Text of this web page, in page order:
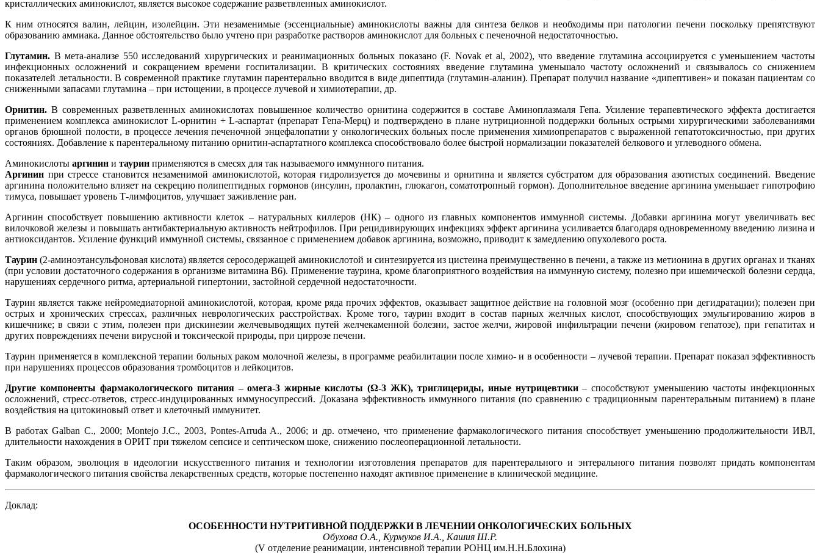
кристаллических аминокислот, является высокое содержание разветвленных аминокислот.
К ним относятся валин, лейцин, изолейцин. Эти незаменимые (эссенциальные) аминокислоты важны для синтеза белков и необходимы при патологии печени поскольку препятствуют
образованию аммиака. Данное обстоятельство было учтено при разработке растворов аминокислот для больных с печеночной недостаточностью.
Глутамин. В мета-анализе 550 исследований хирургических и реанимационных больных показано (F. Novak et al, 2002), что введение глутамина ассоциируется с уменьшением частоты
инфекционных осложнений и сокращением времени госпитализации. В критических состояниях введение глутамина уменьшало частоту осложнений и связывалось со снижением
показателей летальности. В современной практике глутамин парентерально вводится в виде дипептида (глутамин-аланин). Препарат получил название «дипептивен» и показан пациентам со
сниженными запасами глутамина – при истощении, в процессе лучевой и химиотерапии, др.
Орнитин. В современных разветвленных аминокислотах повышенное количество орнитина содержится в составе Аминоплазмаля Гепа. Усиление терапевтического эффекта достигается
применением комплекса аминокислот L-орнитин + L-аспартат (препарат Гепа-Мерц) и подтверждено в плане нутриционной поддержки больных острыми хирургическими заболеваниями
органов брюшной полости, в процессе лечения печеночной энцефалопатии у онкологических больных после применения химиопрепаратов с выраженной гепатотоксичностью, при других
состояниях. Добавление к парентеральному питанию орнитин-аспартатного комплекса способствовало более быстрой нормализации показателей белкового и углеводного обмена.
Аминокислоты аргинин и таурин применяются в смесях для так называемого иммунного питания.
Аргинин при стрессе становится незаменимой аминокислотой, которая гидролизуется до мочевины и орнитина и является субстратом для образования азотистых соединений. Введение
аргинина положительно влияет на секрецию полипептидных гормонов (инсулин, пролактин, глюкагон, соматотропный гормон). Дополнительное введение аргинина уменьшает гипотрофию
тимуса, повышает уровень Т-лимфоцитов, улучшает заживление ран.
Аргинин способствует повышению активности клеток – натуральных киллеров (НК) – одного из главных компонентов иммунной системы. Добавки аргинина могут увеличивать вес
вилочковой железы и повышать антибактериальную активность нейтрофилов. При рецидивирующих инфекциях эффект аргинина усиливается благодаря одновременному введению лизина и
антиоксидантов. Усиление функций иммунной системы, связанное с применением добавок аргинина, возможно, приводит к замедлению опухолевого роста.
Таурин (2-аминоэтансульфоновая кислота) является серосодержащей аминокислотой и синтезируется из цистеина преимущественно в печени, а также из метионина в других органах и тканях
(при условии достаточного содержания в организме витамина В6). Применение таурина, кроме благоприятного воздействия на иммунную систему, полезно при ишемической болезни сердца,
нарушениях сердечного ритма, артериальной гипертонии, застойной сердечной недостаточности.
Таурин является также нейромедиаторной аминокислотой, которая, кроме ряда прочих эффектов, оказывает защитное действие на головной мозг (особенно при дегидратации); полезен при
острых и хронических стрессах, различных неврологических расстройствах. Кроме того, таурин входит в состав парных желчных кислот, способствующих эмульгированию жиров в
кишечнике; в связи с этим, полезен при дискинезии желчевыводящих путей желчекаменной болезни, застое желчи, жировой инфильтрации печени (жировом гепатозе), при гепатитах и
других повреждениях печени вирусной и токсической природы, при циррозе печени.
Таурин применяется в комплексной терапии больных раком молочной железы, в программе реабилитации после химио- и в особенности – лучевой терапии. Препарат показал эффективность
при нарушениях процессов образования тромбоцитов и лейкоцитов.
Другие компоненты фармакологического питания – омега-3 жирные кислоты (Ω-3 ЖК), триглицериды, иные нутрицевтики– способствуют уменьшению частоты инфекционных
осложнений, стресс-ответов, стресс-индуцированных иммуносупрессий. Доказана эффективность иммунного питания (по сравнению с традиционным парентеральным питанием) в плане
воздействия на цитокиновый ответ и клеточный иммунитет.
В работах Galban C., 2000; Montejo J.C., 2003, Pontes-Arruda A., 2006; и др. отмечено, что применение фармакологического питания способствует уменьшению продолжительности ИВЛ,
длительности нахождения в ОРИТ при тяжелом сепсисе и септическом шоке, снижению послеоперационной летальности.
Таким образом, эволюция в идеологии искусственного питания и технологии изготовления препаратов для парентерального и энтерального питания позволят придать компонентам
фармакологического питания свойства лекарственных средств, которые постепенно находят активное применение в клинической медицине.
Доклад:
ОСОБЕННОСТИ НУТРИТИВНОЙ ПОДДЕРЖКИ В ЛЕЧЕНИИ ОНКОЛОГИЧЕСКИХ БОЛЬНЫХ
Обухова О.А., Курмуков И.А., Кашия Ш.Р.
(V отделение реанимации, интенсивной терапии РОНЦ им.Н.Н.Блохина)